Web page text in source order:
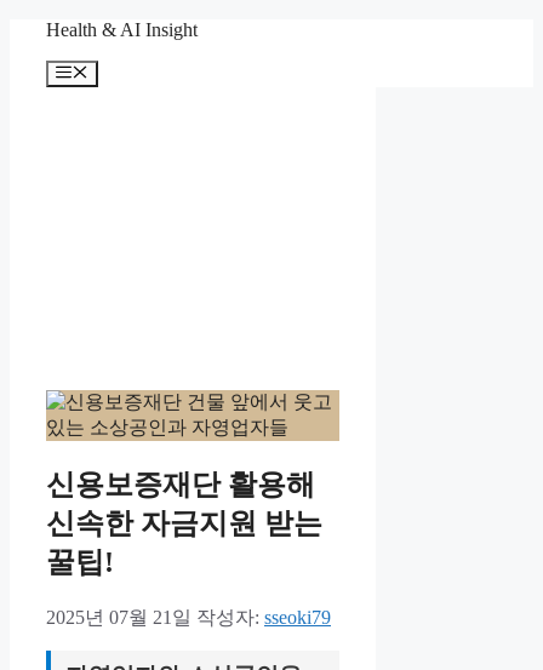
Health & AI Insight
메
신용보증재단 활용해
신속한 자금지원 받는
꿀팁!
2025년 07월 21일 작성자: sseoki79